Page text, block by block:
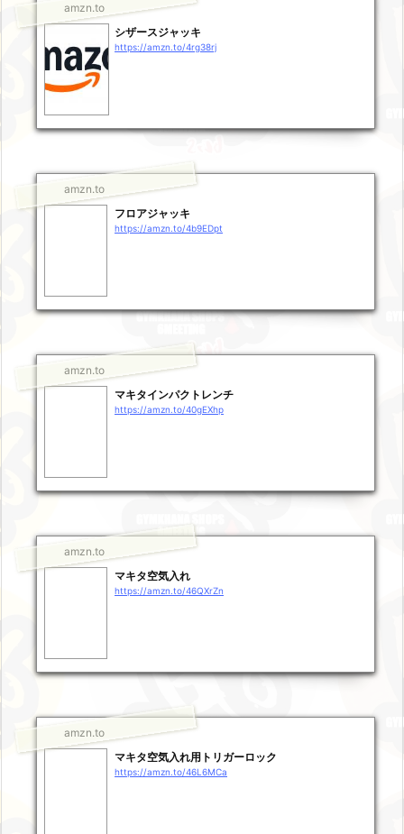
amzn.to
シザースジャッキ
https://amzn.to/4rg38rj
amzn.to
フロアジャッキ
https://amzn.to/4b9EDpt
amzn.to
マキタインパクトレンチ
https://amzn.to/40gEXhp
amzn.to
マキタ空気入れ
https://amzn.to/46QXrZn
amzn.to
マキタ空気入れ用トリガーロック
https://amzn.to/46L6MCa